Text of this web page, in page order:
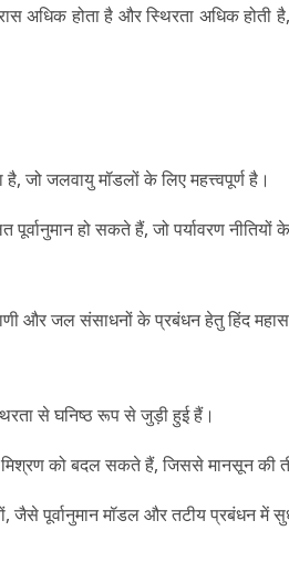
अधिक होता है और स्थिरता अधिक
जो जलवायु मॉडलों के लिए महत्त्वपूर्ण है।
हो सकते हैं, जो पर्यावरण नीतियों
और जल संसाधनों के प्रबंधन हेतु हिंद
से घनिष्ठ रूप से जुड़ी हुई हैं।
मिश्रण को बदल सकते हैं, जिससे मानसून की
जैसे पूर्वानुमान मॉडल और तटीय प्रबंधन में